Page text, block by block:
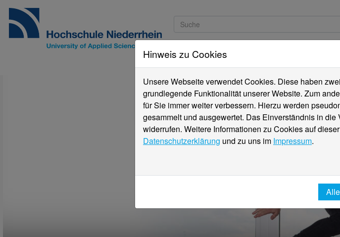
Studieninteressierte
Hinweis zu Cookies
Unsere Webseite verwendet Cookies. Diese haben
grundlegende Funktionalität unserer Website. Zum
für Sie immer weiter verbessern. Hierzu werden
gesammelt und ausgewertet. Das Einverständnis in
widerrufen. Weitere Informationen zu Cookies auf
Datenschutzerklärung und zu uns im Impressum.